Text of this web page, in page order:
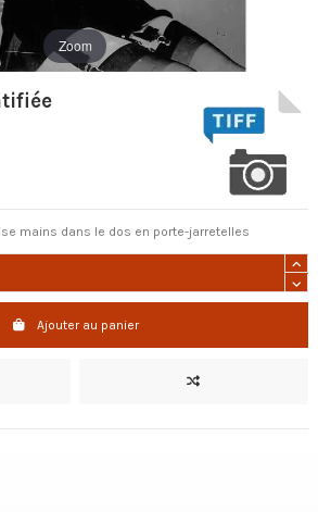
Zoom
mains dans le dos en porte-jarretelles
Ajouter au panier